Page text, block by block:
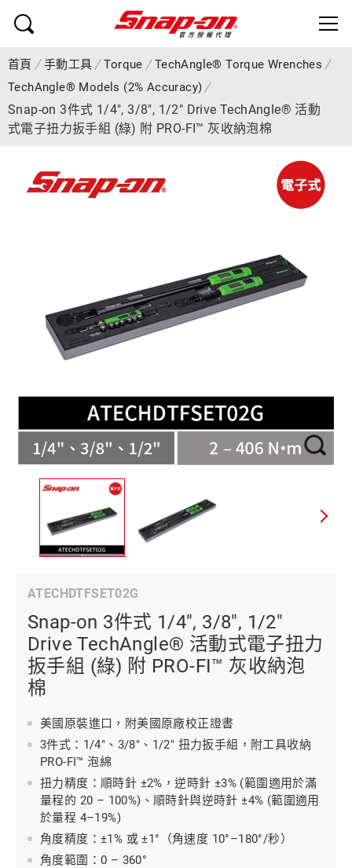
首頁 手動工具 Torque
TechAngle® Torque Wrenches
TechAngle® Models (2% Accuracy)
Snap-on 3件式 1/4", 3/8", 1/2" Drive TechAngle® 活動
式電子扭力扳手組 (綠) 附 PRO-FI™ 灰收納泡棉
ATECHDTFSET02G
Snap-on 3件式 1/4", 3/8", 1/2"
Drive TechAngle® 活動式電子扭力
扳手組 (綠) 附 PRO-FI™ 灰收納泡
棉
美國原裝進口，附美國原廠校正證書
3件式：1/4"、3/8"、1/2" 扭力扳手組，附工具收納
PRO-FI™ 泡綿
扭力精度：順時針 ±2%，逆時針 ±3% (範圍適用於滿
量程的 20 – 100%)、順時針與逆時針 ±4% (範圍適用
於量程 4–19%)
角度精度：±1% 或 ±1°（角速度 10°–180°/秒）
角度範圍：0 – 360°